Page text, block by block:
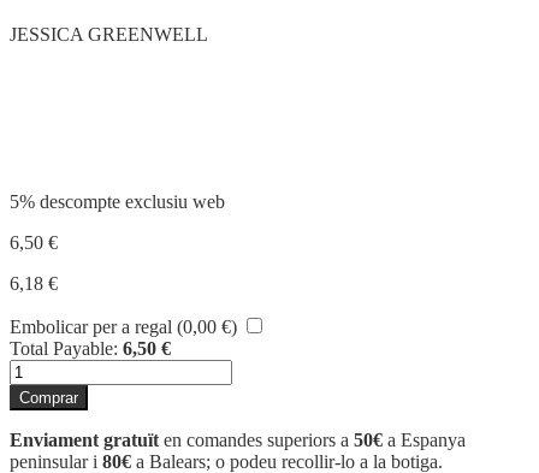
JESSICA GREENWELL
5% descompte exclusiu web
6,50 €
6,18 €
Embolicar per a regal (0,00 €)
Total Payable: 6,50 €
quantitat
de
ESCRIBO
LAS
LETRAS
Comprar
Enviament gratuït en comandes superiors a 50€ a Espanya
peninsular i 80€ a Balears; o podeu recollir-lo a la botiga.